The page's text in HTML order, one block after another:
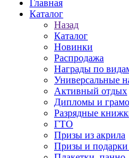
Главная
Каталог
Назад
Каталог
Новинки
Распродажа
Награды по
Универсальные
Активный отдых
Дипломы и
Разрядные
ГТО
Призы из акрила
Призы и подарки